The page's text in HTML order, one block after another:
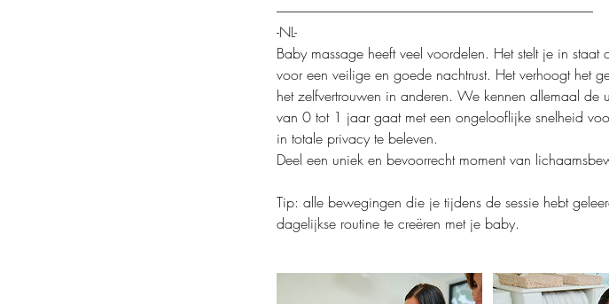
-----------------------------------------------------------------------------------------------------------------------
-NL-
Baby massage heeft veel voordelen. Het stelt je in
voor een veilige en goede nachtrust. Het verhoogt het
het zelfvertrouwen in anderen. We kennen allemaal de
van 0 tot 1 jaar gaat met een ongelooflijke snelheid
in totale privacy te beleven.
Deel een uniek en bevoorrecht moment van
Tip: alle bewegingen die je tijdens de sessie hebt